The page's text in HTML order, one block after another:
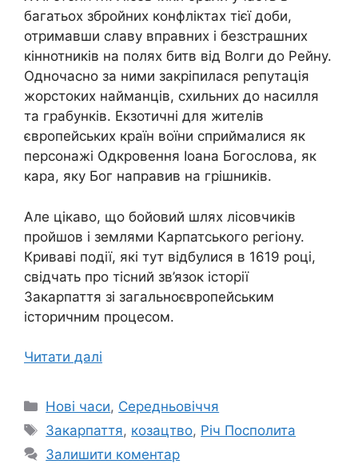
багатьох збройних конфліктах тієї доби,
отримавши славу вправних і безстрашних
кіннотників на полях битв від Волги до Рейну.
Одночасно за ними закріпилася репутація
жорстоких найманців, схильних до насилля
та грабунків. Екзотичні для жителів
європейських країн воїни сприймалися як
персонажі Одкровення Іоана Богослова, як
кара, яку Бог направив на грішників.
Але цікаво, що бойовий шлях лісовчиків
пройшов і землями Карпатського регіону.
Криваві події, які тут відбулися в 1619 році,
свідчать про тісний зв’язок історії
Закарпаття зі загальноєвропейським
історичним процесом.
Читати далі
Категорії
Нові часи, Середньовіччя
Позначки
Закарпаття, козацтво, Річ Посполита
Залишити коментар